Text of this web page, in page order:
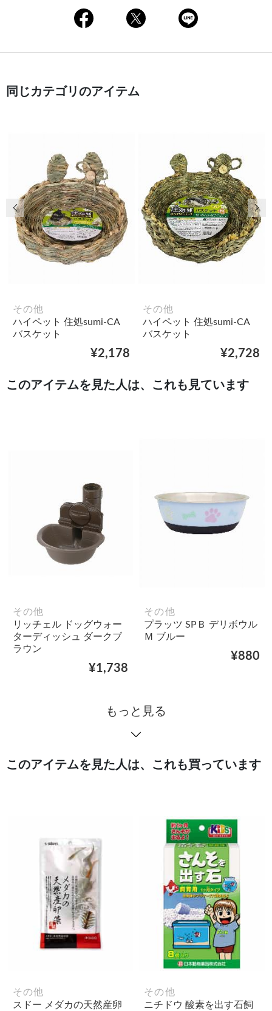
同じカテゴリのアイテム
その他
ハイペット 住処sumi-CA
バスケット
¥2,178
その他
ハイペット 住処sumi-CA
バスケット
¥2,728
前の画像 次
このアイテムを見た人は、これも見ています
その他
リッチェル ドッグウォー
ターディッシュ ダークブ
ラウン
¥1,738
その他
プラッツ SPＢ デリボウル
Ｍ ブルー
¥880
もっと見る
このアイテムを見た人は、これも買っています
その他
スドー メダカの天然産卵
その他
ニチドウ 酸素を出す石飼